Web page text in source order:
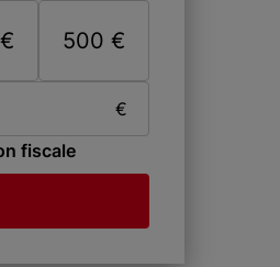
500 €
€
fiscale